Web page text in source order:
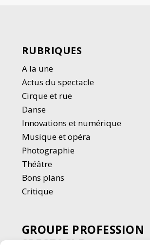
RUBRIQUES
A la une
Actus du spectacle
Cirque et rue
Danse
Innovations et numérique
Musique et opéra
Photographie
Théâtre
Bons plans
Critique
GROUPE PROFESSION
SPECTACLE